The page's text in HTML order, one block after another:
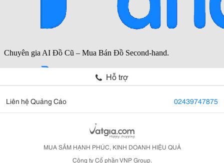
Hỗ trợ
Liên hệ Quảng Cáo 02439747875
MUA SẮM HẠNH PHÚC, KINH DOANH HIỆU QUẢ
Công ty Cổ phần VNP Group.